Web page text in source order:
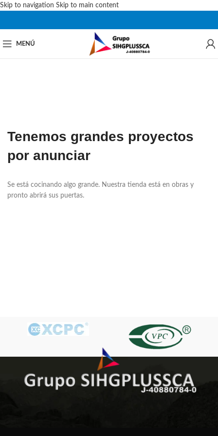
Skip to navigation Skip to main content
MENÚ
Tenemos grandes proyectos
por anunciar
Se está cocinando algo grande. Nuestra tienda está en obras y
pronto abrirá sus puertas.